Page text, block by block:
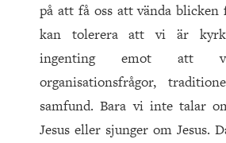
på att få oss att vända blicken
kan tolerera att vi är
ingenting emot att
organisationsfrågor,
samfund. Bara vi inte talar
Jesus eller sjunger om Jesus.